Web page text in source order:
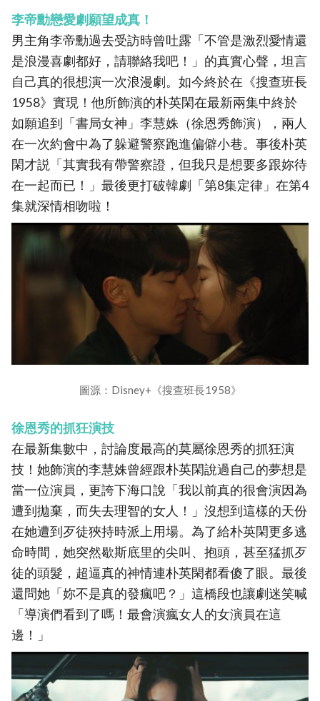
李帝勳戀愛劇願望成真！
男主角李帝勳過去受訪時曾吐露「不管是激烈愛情還
是浪漫喜劇都好，請聯絡我吧！」的真實心聲，坦言
自己真的很想演一次浪漫劇。如今終於在《搜查班長
1958》實現！他所飾演的朴英閑在最新兩集中終於
如願追到「書局女神」李慧姝（徐恩秀飾演），兩人
在一次約會中為了躲避警察跑進偏僻小巷。事後朴英
閑才説「其實我有帶警察證，但我只是想要多跟妳待
在一起而已！」最後更打破韓劇「第8集定律」在第4
集就深情相吻啦！
圖源：Disney+《搜查班長1958》
徐恩秀的抓狂演技
在最新集數中，討論度最高的莫屬徐恩秀的抓狂演
技！她飾演的李慧姝曾經跟朴英閑說過自己的夢想是
當一位演員，更誇下海口說「我以前真的很會演因為
遭到拋棄，而失去理智的女人！」沒想到這樣的天份
在她遭到歹徒狹持時派上用場。為了給朴英閑更多逃
命時間，她突然歇斯底里的尖叫、抱頭，甚至猛抓歹
徒的頭髮，超逼真的神情連朴英閑都看傻了眼。最後
還問她「妳不是真的發瘋吧？」這橋段也讓劇迷笑喊
「導演們看到了嗎！最會演瘋女人的女演員在這
邊！」